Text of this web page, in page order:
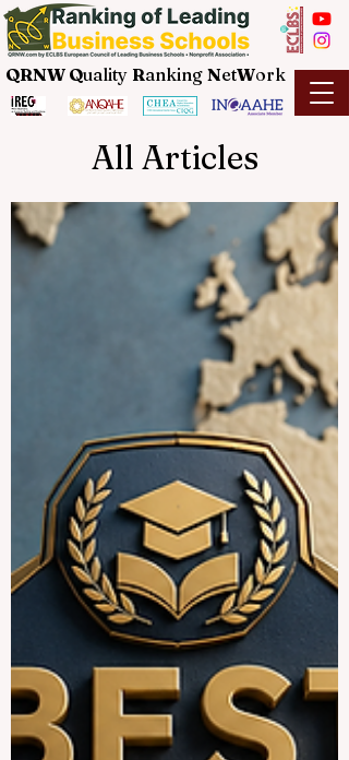
QRNW Quality Ranking NetWork
All Articles